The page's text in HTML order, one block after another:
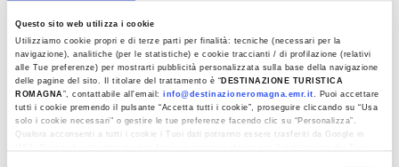
Questo sito web utilizza i cookie
Utilizziamo cookie propri e di terze parti per finalità: tecniche (necessari per la
navigazione), analitiche (per le statistiche) e cookie traccianti / di profilazione (relativi
alle Tue preferenze) per mostrarti pubblicità personalizzata sulla base della navigazione
delle pagine del sito. Il titolare del trattamento è “ DESTINAZIONE TURISTICA
ROMAGNA”, contattabile all'email:info@destinazioneromagna.emr.it. Puoi accettare
tutti i cookie premendo il pulsante “Accetta tutti i cookie”, proseguire cliccando su “Usa
solo i cookie necessari" o gestire le tue preferenze facendo clic su “Personalizza”.
Qualora acconsenti a tutti i cookie i Tuoi dati potranno essere trasferiti da Google in
Passo Peschierato that ofValbura, from the
MuraglionetoMonte Busca, there are many
places on the Tuscan-Romagna ridge where you
can try your hand at adventurous snowshoeing
walks.